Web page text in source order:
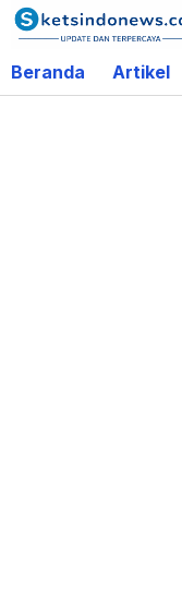
Lewati
ke
konten
Beranda Artikel